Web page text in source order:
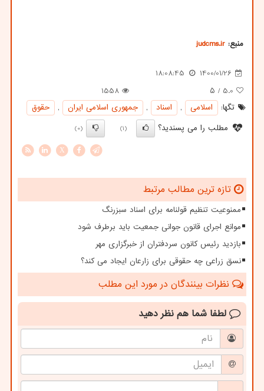
منبع: judcms.ir
1400/01/26
18:08:45
5.0 / ۵
1558
تگها:
اسلامی , اسناد , جمهوری اسلامی ایران ,
حقوق
مطلب را می پسندید؟
(1)
(0)
X
تازه ترین مطالب مرتبط
ممنوعیت تنظیم قولنامه برای اسناد سبزرنگ
موانع اجرای قانون جوانی جمعیت باید برطرف شود
بازدید رئیس کانون سردفتران از خبرگزاری مهر
نسق زراعی چه حقوقی برای زارعان ایجاد می کند؟
نظرات بینندگان در مورد این مطلب
لطفا شما هم نظر دهید